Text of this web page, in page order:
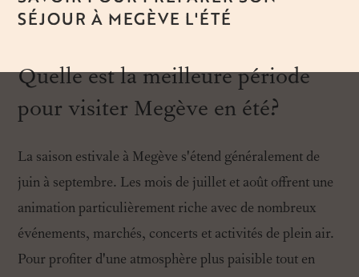
SÉJOUR À MEGÈVE L'ÉTÉ
Quelle est la meilleure période
pour visiter Megève en été?
La saison estivale à Megève s'étend généralement de
juin à septembre. Les mois de juillet et août offrent une
animation particulièrement riche avec de nombreux
événements, marchés, concerts et activités de plein air.
Pour profiter d'une atmosphère plus paisible tout en